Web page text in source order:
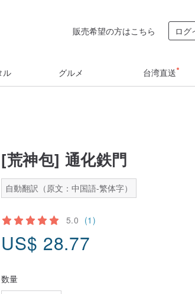
販売希望の方はこちら ログ
ル グルメ 台湾直送
[荒神包] 通化鉄門
自動翻訳（原文：中国語-繁体字）
5.0 (1)
US$ 28.77
数量